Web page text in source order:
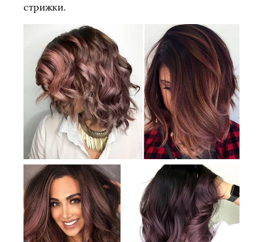
стрижки.